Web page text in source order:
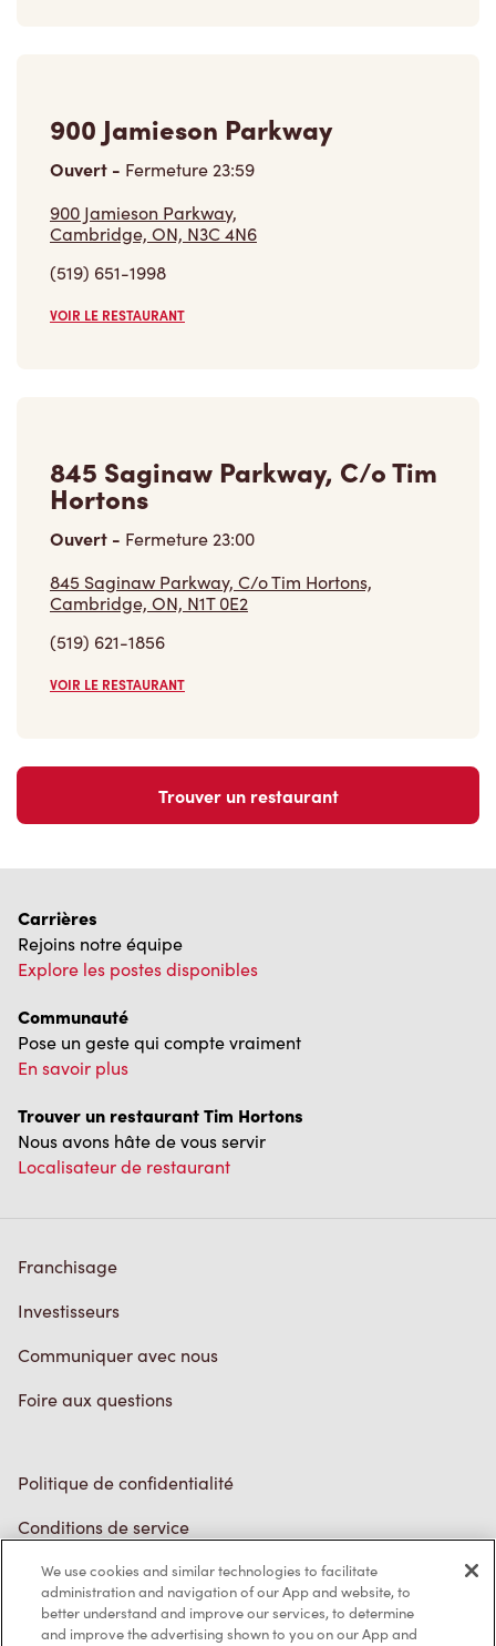
900 Jamieson Parkway
Ouvert - Fermeture23:59
900 Jamieson Parkway,
Cambridge, ON, N3C 4N6
(519) 651-1998
VOIR LE RESTAURANT
845 Saginaw Parkway, C/o Tim
Hortons
Ouvert - Fermeture23:00
845 Saginaw Parkway, C/o Tim Hortons,
Cambridge, ON, N1T 0E2
(519) 621-1856
VOIR LE RESTAURANT
Trouver un restaurant
Carrières
Rejoins notre équipe
Explore les postes disponibles
Communauté
Pose un geste qui compte vraiment
En savoir plus
Trouver un restaurant Tim Hortons
Nous avons hâte de vous servir
Localisateur de restaurant
Franchisage
Investisseurs
Communiquer avec nous
Foire aux questions
Politique de confidentialité
Conditions de service
Marques de commerce
Accessibilité
We use cookies and similar technologies to facilitate
administration and navigation of our App and website, to
better understand and improve our services, to determine
and improve the advertising shown to you on our App and